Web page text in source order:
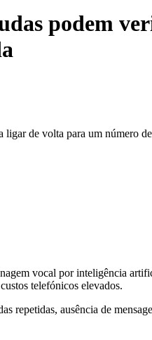
podem
de volta para um número
vocal por inteligência
telefónicos elevados.
repetidas, ausência de